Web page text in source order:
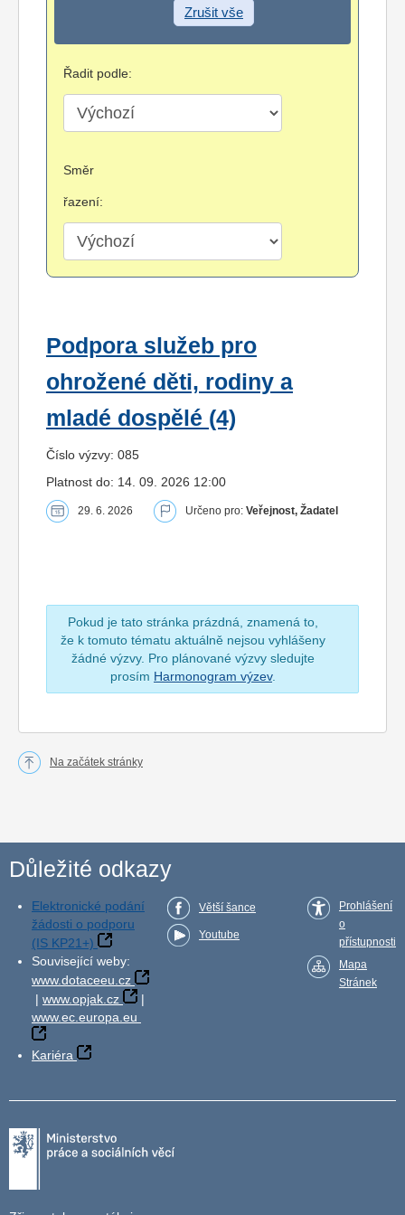
Zrušit vše
Řadit podle:
Směr
řazení:
Podpora služeb pro
ohrožené děti, rodiny a
mladé dospělé (4)
Číslo výzvy: 085
Platnost do: 14. 09. 2026 12:00
29. 6. 2026 Určeno pro: Veřejnost, Žadatel
Pokud je tato stránka prázdná, znamená to,
že k tomuto tématu aktuálně nejsou vyhlášeny
žádné výzvy. Pro plánované výzvy sledujte
prosím Harmonogram výzev.
Na začátek stránky
Důležité odkazy
Elektronické podání
žádosti o podporu
(IS KP21+)
Související weby:
www.dotaceeu.cz
| www.opjak.cz
|
www.ec.europa.eu
Kariéra
Větší šance
Youtube
Prohlášení
o
přístupnosti
Mapa
Stránek